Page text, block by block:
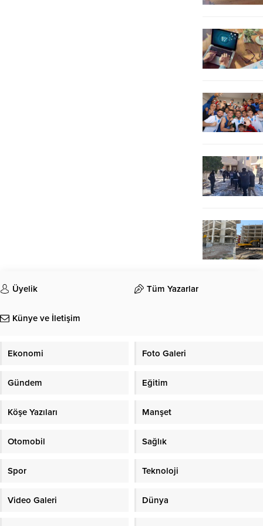
Üyelik Tüm Yazarlar
Künye ve İletişim
Ekonomi Foto Galeri
Gündem Eğitim
Köşe Yazıları Manşet
Otomobil Sağlık
Spor Teknoloji
Video Galeri Dünya